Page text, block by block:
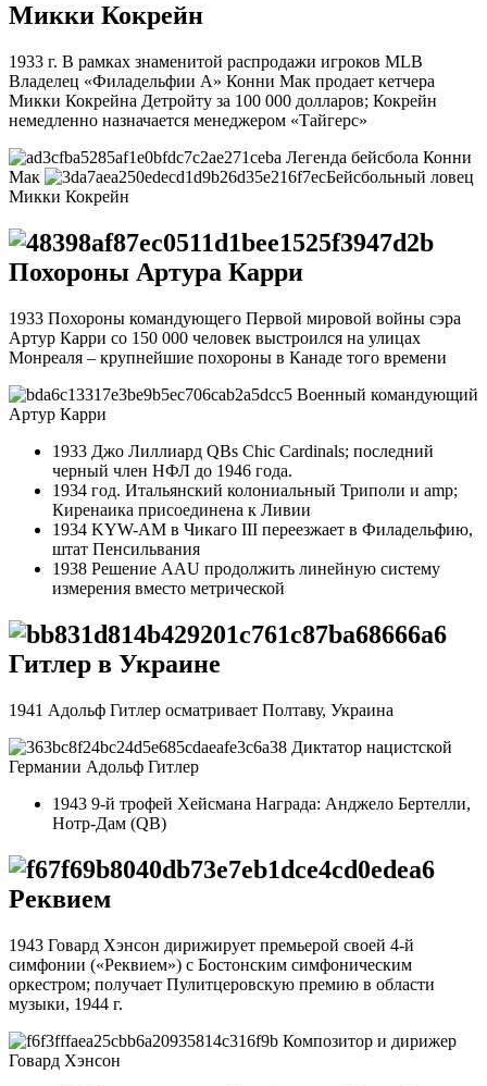
Микки Кокрейн
1933 г. В рамках знаменитой распродажи игроков MLB
Владелец «Филадельфии А» Конни Мак продает кетчера
Микки Кокрейна Детройту за 100 000 долларов; Кокрейн
немедленно назначается менеджером «Тайгерс»
Легенда бейсбола Конни
Мак
Бейсбольный ловец
Микки Кокрейн
Похороны Артура Карри
1933 Похороны командующего Первой мировой войны сэра
Артур Карри со 150 000 человек выстроился на улицах
Монреаля – крупнейшие похороны в Канаде того времени
Военный командующий
Артур Карри
1933 Джо Лиллиард QBs Chic Cardinals; последний
черный член НФЛ до 1946 года.
1934 год. Итальянский колониальный Триполи и amp;
Киренаика присоединена к Ливии
1934 KYW-AM в Чикаго III переезжает в Филадельфию,
штат Пенсильвания
1938 Решение AAU продолжить линейную систему
измерения вместо метрической
Гитлер в Украине
1941 Адольф Гитлер осматривает Полтаву, Украина
Диктатор нацистской
Германии Адольф Гитлер
1943 9-й трофей Хейсмана Награда: Анджело Бертелли,
Нотр-Дам (QB)
Реквием
1943 Говард Хэнсон дирижирует премьерой своей 4-й
симфонии («Реквием») с Бостонским симфоническим
оркестром; получает Пулитцеровскую премию в области
музыки, 1944 г.
Композитор и дирижер
Говард Хэнсон